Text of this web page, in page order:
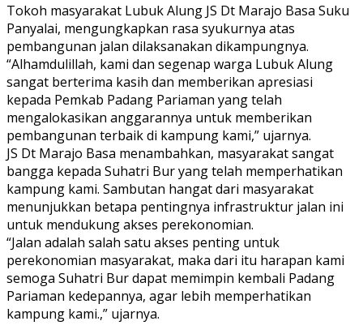
Tokoh masyarakat Lubuk Alung JS Dt Marajo Basa Suku
Panyalai, mengungkapkan rasa syukurnya atas
pembangunan jalan dilaksanakan dikampungnya.
“Alhamdulillah, kami dan segenap warga Lubuk Alung
sangat berterima kasih dan memberikan apresiasi
kepada Pemkab Padang Pariaman yang telah
mengalokasikan anggarannya untuk memberikan
pembangunan terbaik di kampung kami,” ujarnya.
JS Dt Marajo Basa menambahkan, masyarakat sangat
bangga kepada Suhatri Bur yang telah memperhatikan
kampung kami. Sambutan hangat dari masyarakat
menunjukkan betapa pentingnya infrastruktur jalan ini
untuk mendukung akses perekonomian.
“Jalan adalah salah satu akses penting untuk
perekonomian masyarakat, maka dari itu harapan kami
semoga Suhatri Bur dapat memimpin kembali Padang
Pariaman kedepannya, agar lebih memperhatikan
kampung kami.,” ujarnya.